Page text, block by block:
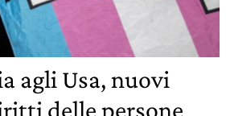
agli Usa, nuovi
delle persone